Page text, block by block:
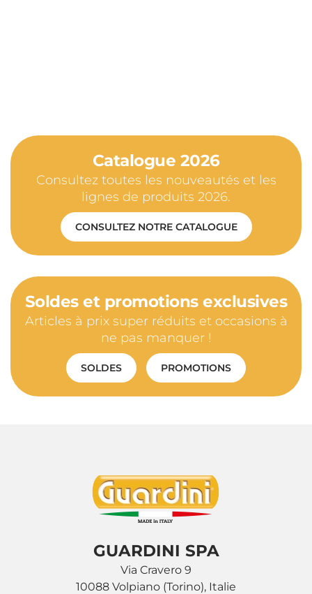
Catalogue 2026
Consultez toutes les nouveautés et les
lignes de produits 2026.
CONSULTEZ NOTRE CATALOGUE
Soldes et promotions exclusives
Articles à prix super réduits et occasions à
ne pas manquer !
SOLDES PROMOTIONS
GUARDINI SPA
Via Cravero 9
10088 Volpiano (Torino), Italie